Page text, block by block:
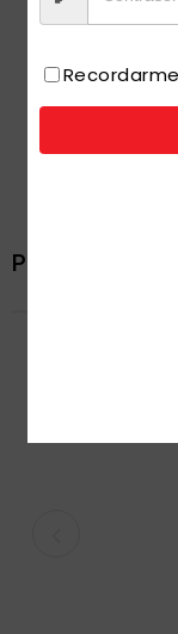
Productos
Recordarme